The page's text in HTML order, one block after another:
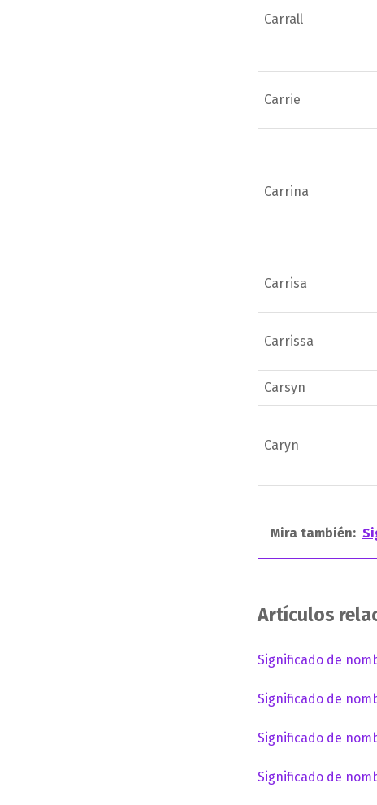
Carrall
Carrie
Carrina
Carrisa
Carrissa
Carsyn
Caryn
Mira también:
Artículos
Significado de
Significado de
Significado de
Significado de